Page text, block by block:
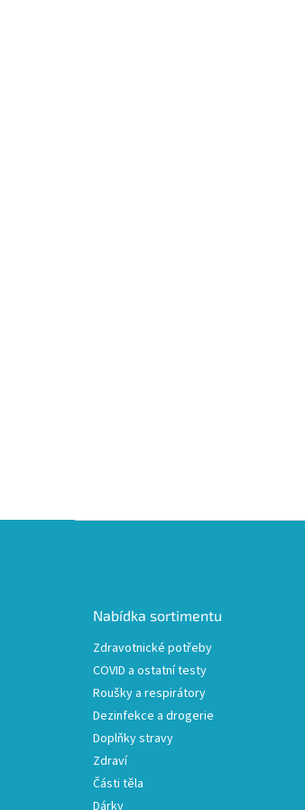
Nabídka sortimentu
Zdravotnické potřeby
COVID a ostatní testy
Roušky a respirátory
Dezinfekce a drogerie
Doplňky stravy
Zdraví
Části těla
Dárky